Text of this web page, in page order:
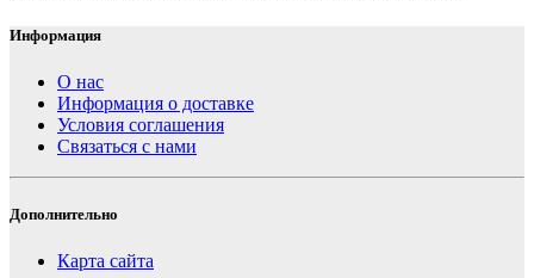
Информация
О нас
Информация о доставке
Условия соглашения
Связаться с нами
Дополнительно
Карта сайта